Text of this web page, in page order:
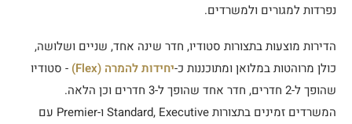
נפרדות למגורים ולמשרדים.
הדירות מוצעות בתצורות סטודיו, חדר שינה אחד, שניים ושלושה,
כולן מרוהטות במלואן ומתוכננות כ-יחידות להמרה (Flex)
- סטודיו
שהופך ל-2 חדרים, חדר אחד שהופך ל-3 חדרים וכן הלאה.
המשרדים זמינים בתצורות Standard, Executive ו-Premier עם